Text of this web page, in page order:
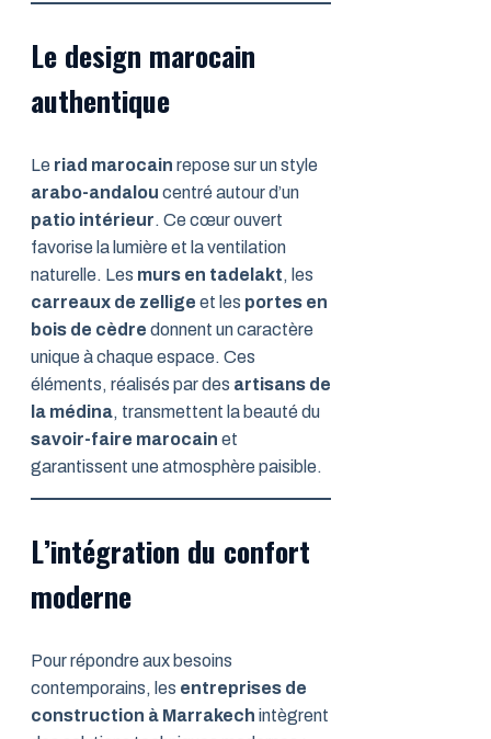
Le design marocain
authentique
Le riad marocain repose sur un style
arabo-andalou centré autour d’un
patio intérieur. Ce cœur ouvert
favorise la lumière et la ventilation
naturelle. Les murs en tadelakt, les
carreaux de zellige et les portes en
bois de cèdre donnent un caractère
unique à chaque espace. Ces
éléments, réalisés par des artisans de
la médina, transmettent la beauté du
savoir-faire marocain et
garantissent une atmosphère paisible.
L’intégration du confort
moderne
Pour répondre aux besoins
contemporains, les entreprises de
construction à Marrakech intègrent